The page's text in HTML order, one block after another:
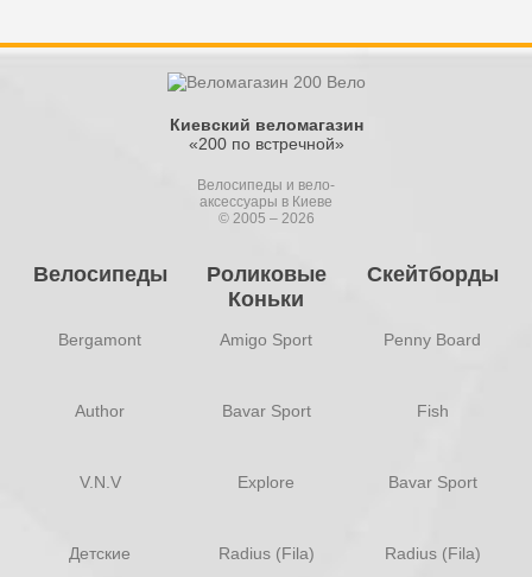
Киевский веломагазин
«200 по встречной»
Велосипеды и вело-
аксессуары в Киеве
© 2005 – 2026
Велосипеды
Bergamont
Author
V.N.V
Детские
Роликовые
Коньки
Amigo Sport
Bavar Sport
Explore
Radius (Fila)
Скейтборды
Penny Board
Fish
Bavar Sport
Radius (Fila)